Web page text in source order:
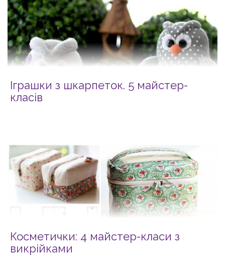
Іграшки з шкарпеток. 5 майстер-
класів
Косметички: 4 майстер-класи з
викрійками